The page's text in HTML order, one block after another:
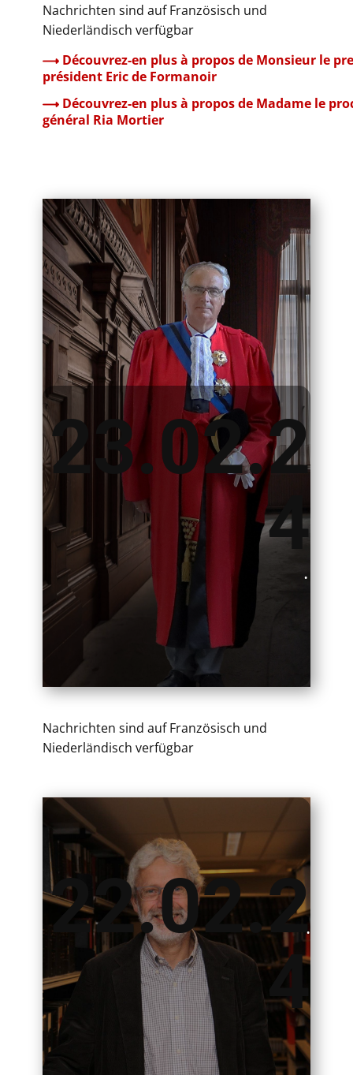
Nachrichten sind auf Französisch und
Niederländisch verfügbar
Découvrez-en plus à propos de Monsieur le
président Eric de Formanoir​
Découvrez-en plus à propos de Madame le
général Ria Mortier
23.02.2
4
.
Nachrichten sind auf Französisch und
Niederländisch verfügbar
22.02.2
4
.